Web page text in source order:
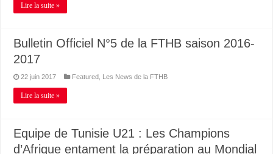
Lire la suite »
Bulletin Officiel N°5 de la FTHB saison 2016-
2017
22 juin 2017 Featured Les News de la FTHB
Lire la suite »
Equipe de Tunisie U21 : Les Champions
d’Afrique entament la préparation au Mondial